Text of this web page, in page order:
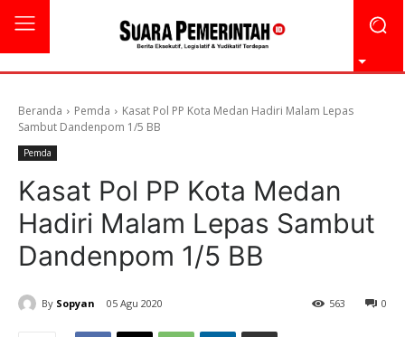
Beranda Pemda
Kasat Pol PP Kota Medan Hadiri Malam Lepas
Sambut Dandenpom 1/5 BB
Pemda
Kasat Pol PP Kota Medan
Hadiri Malam Lepas Sambut
Dandenpom 1/5 BB
By Sopyan 05 Agu 2020 0
563